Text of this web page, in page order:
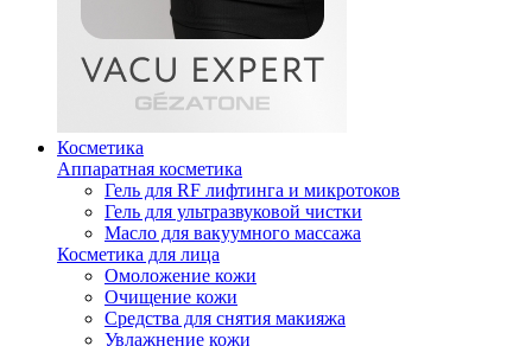
Косметика
Аппаратная косметика
Гель для RF лифтинга и микротоков
Гель для ультразвуковой чистки
Масло для вакуумного массажа
Косметика для лица
Омоложение кожи
Очищение кожи
Средства для снятия макияжа
Увлажнение кожи